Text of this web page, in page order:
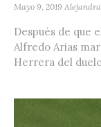
Mayo 9, 2019
Después de que
Alfredo Arias
Herrera del